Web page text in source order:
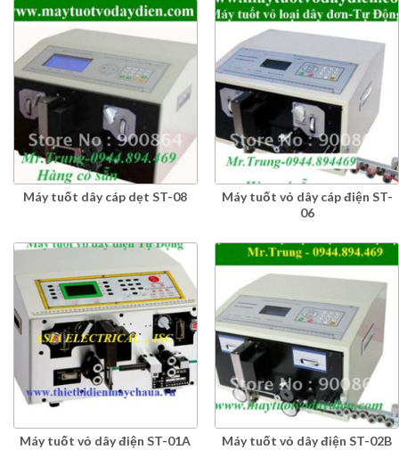
Máy tuốt dây cáp dẹt ST-08
Máy tuốt vỏ dây cáp điện ST-
06
Máy tuốt vỏ dây điện ST-01A Máy tuốt vỏ dây điện ST-02B